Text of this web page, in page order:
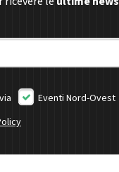
Eventi Nord-Ovest